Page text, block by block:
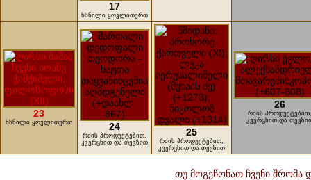
17
ხსნილი ყოვლითურთ
23
ხსნილი ყოვლითურთ 24
რძის პროდუქტებით,
კვერცხით და თევზით
25
რძის პროდუქტებით,
კვერცხით და თევზით
26
რძის პროდუქტებით,
კვერცხით და
თუ მოგეწონათ ჩვენი შრომა